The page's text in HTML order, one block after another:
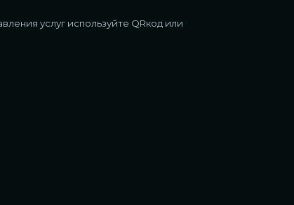
услуг используйте QRкод или